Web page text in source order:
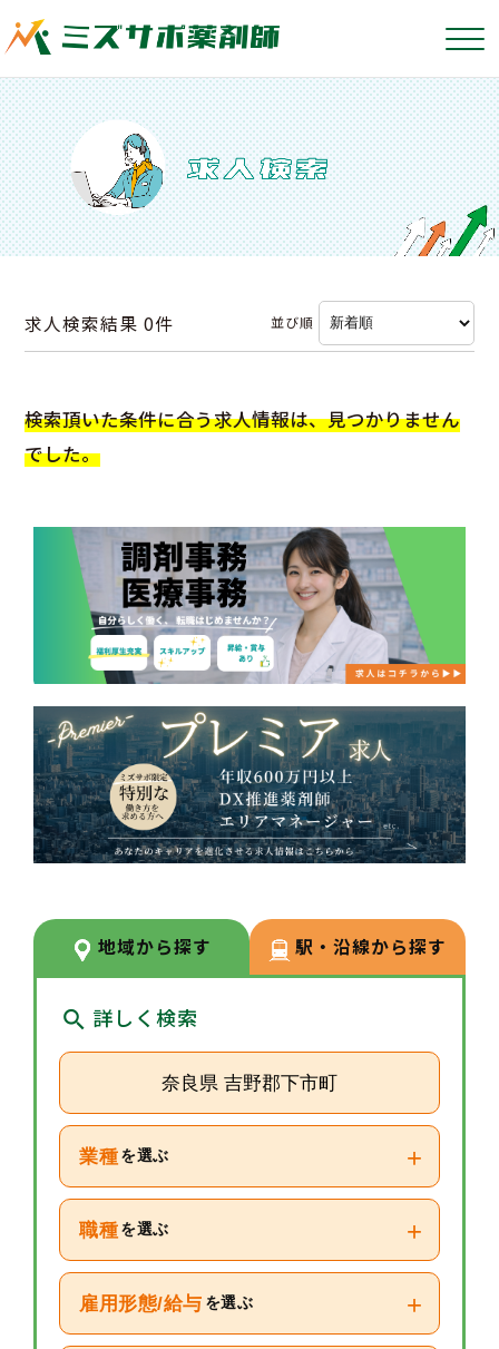
求人検索結果0件 並び順
検索頂いた条件に合う求人情報は、見つかりません
でした。
地域から探す 駅・沿線から探す
詳しく検索
奈良県 吉野郡下市町
業種 を選ぶ +
職種 を選ぶ +
雇用形態/給与 を選ぶ +